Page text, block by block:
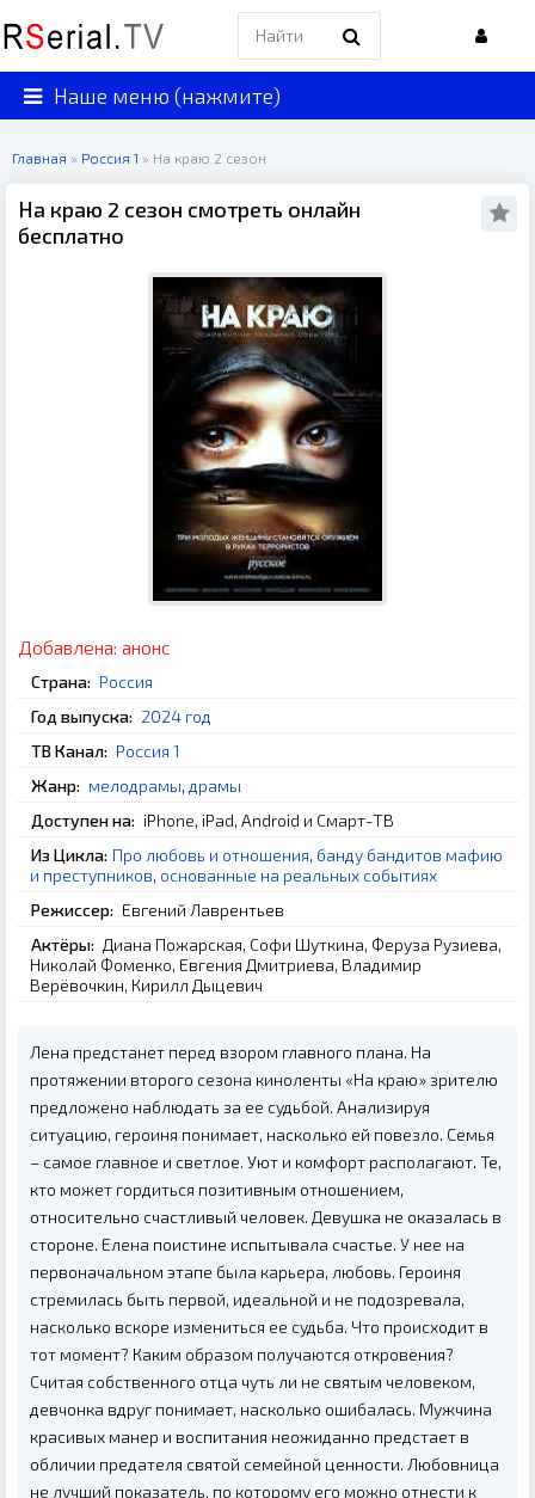
Наше меню (нажмите)
Главная » Россия 1 » На краю 2 сезон
На краю 2 сезон смотреть онлайн
бесплатно
Добавлена: анонс
Страна: Россия
Год выпуска: 2024 год
ТВ Канал: Россия 1
Жанр: мелодрамы, драмы
Доступен на: iPhone, iPad, Android и Смарт-ТВ
Из Цикла: Про любовь и отношения, банду бандитов мафию
и преступников, основанные на реальных событиях
Режиссер: Евгений Лаврентьев
Актёры: Диана Пожарская, Софи Шуткина, Феруза Рузиева,
Николай Фоменко, Евгения Дмитриева, Владимир
Верёвочкин, Кирилл Дыцевич
Лена предстанет перед взором главного плана. На
протяжении второго сезона киноленты «На краю» зрителю
предложено наблюдать за ее судьбой. Анализируя
ситуацию, героиня понимает, насколько ей повезло. Семья
– самое главное и светлое. Уют и комфорт располагают. Те,
кто может гордиться позитивным отношением,
относительно счастливый человек. Девушка не оказалась в
стороне. Елена поистине испытывала счастье. У нее на
первоначальном этапе была карьера, любовь. Героиня
стремилась быть первой, идеальной и не подозревала,
насколько вскоре измениться ее судьба. Что происходит в
тот момент? Каким образом получаются откровения?
Считая собственного отца чуть ли не святым человеком,
девчонка вдруг понимает, насколько ошибалась. Мужчина
красивых манер и воспитания неожиданно предстает в
обличии предателя святой семейной ценности. Любовница
не лучший показатель, по которому его можно отнести к